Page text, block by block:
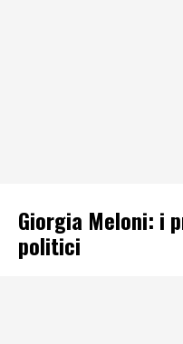
Giorgia Meloni: i
politici